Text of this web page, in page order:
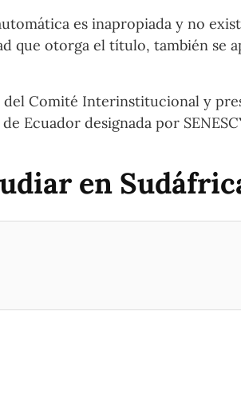
es inapropiada y no
que otorga el título, también se
del Comité Interinstitucional y
Ecuador designada por
en